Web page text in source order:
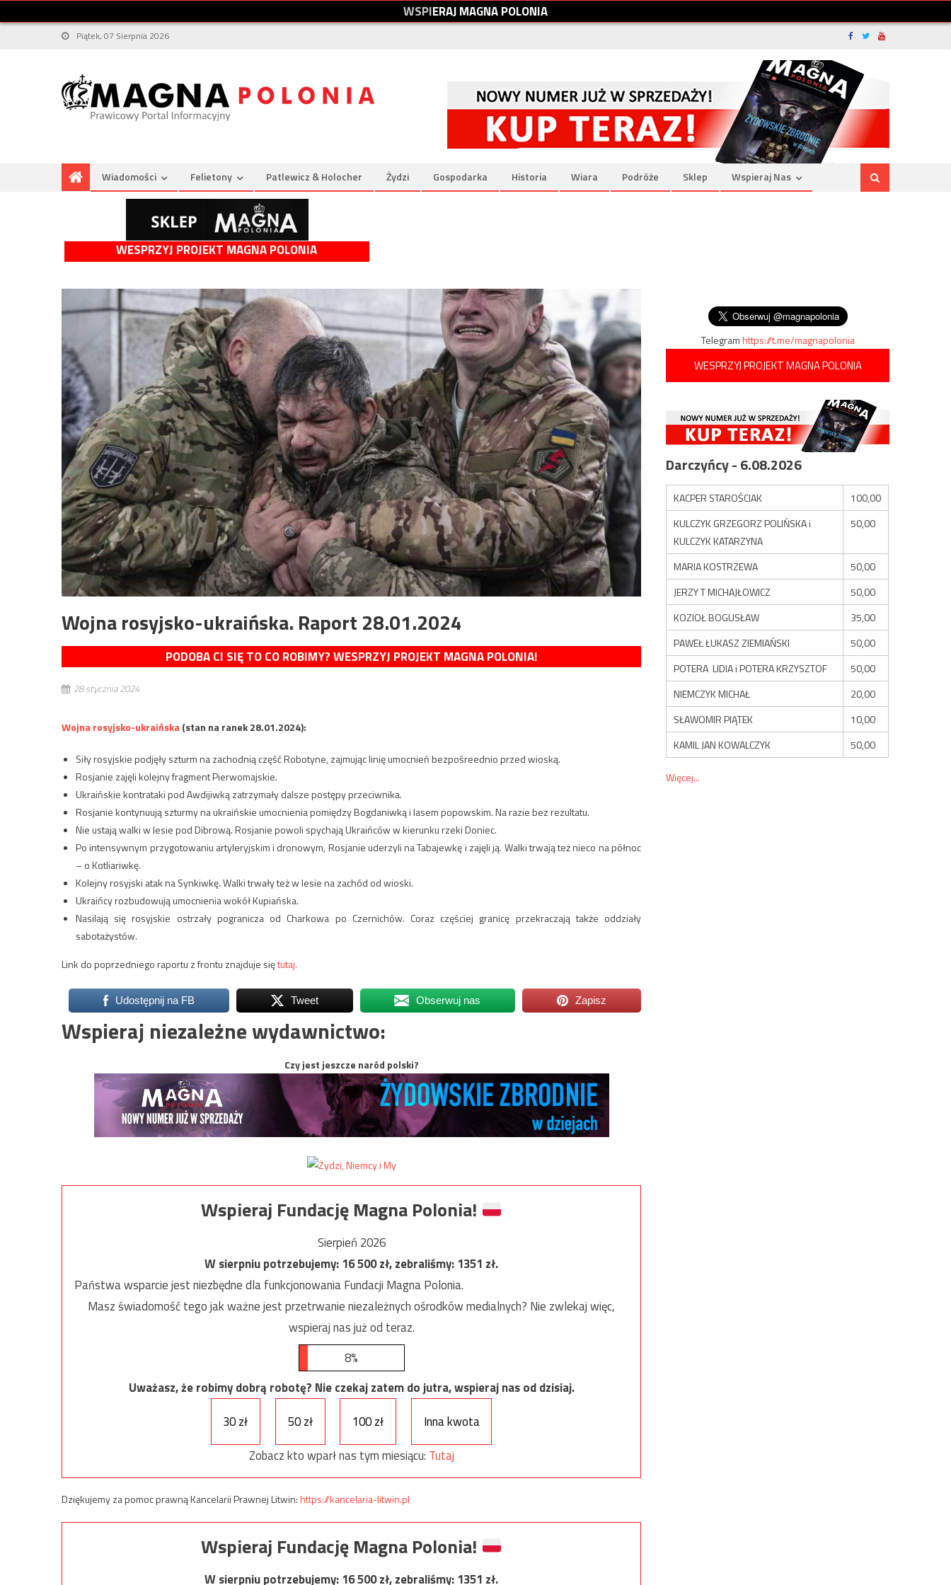
WSPIERAJMAGNAPOLONIA
Piątek, 07 Sierpnia 2026
Wiadomości Felietony Patlewicz & Holocher Żydzi Gospodarka Historia Wiara Podróże Sklep Wspieraj Nas
WESPRZYJ PROJEKT MAGNA POLONIA
Wojna rosyjsko-ukraińska. Raport 28.01.2024
PODOBA CI SIĘ TO CO ROBIMY? WESPRZYJ PROJEKT MAGNA POLONIA!
28 stycznia 2024
Wojna rosyjsko-ukraińska(stan na ranek 28.01.2024):
Siły rosyjskie podjęły szturm na zachodnią część Robotyne, zajmując linię umocnień bezpośreednio przed wioską.
Rosjanie zajęli kolejny fragment Pierwomajskie.
Ukraińskie kontrataki pod Awdijiwką zatrzymały dalsze postępy przeciwnika.
Rosjanie kontynuują szturmy na ukraińskie umocnienia pomiędzy Bogdaniwką i lasem popowskim. Na razie bez rezultatu.
Nie ustają walki w lesie pod Dibrową. Rosjanie powoli spychają Ukraińców w kierunku rzeki Doniec.
Po intensywnym przygotowaniu artyleryjskim i dronowym, Rosjanie uderzyli na Tabajewkę i zajęli ją. Walki trwają też nieco na północ
– o Kotliariwkę.
Kolejny rosyjski atak na Synkiwkę. Walki trwały też w lesie na zachód od wioski.
Ukraińcy rozbudowują umocnienia wokół Kupiańska.
Nasilają się rosyjskie ostrzały pogranicza od Charkowa po Czernichów. Coraz częściej granicę przekraczają także oddziały
sabotażystów.
Link do poprzedniego raportu z frontu znajduje siętutaj.
Udostępnij na FB Tweet Obserwuj nas Zapisz
Wspieraj niezależne wydawnictwo:
Czy jest jeszcze naród polski?
Wspieraj Fundację Magna Polonia!
Sierpień 2026
W sierpniu potrzebujemy:16 500zł, zebraliśmy:1351 zł.
Państwa wsparcie jest niezbędne dla funkcjonowania Fundacji Magna Polonia.
Masz świadomość tego jak ważne jest przetrwanie niezależnych ośrodków medialnych? Nie zwlekaj więc,
wspieraj nas już od teraz.
8%
Uważasz, że robimy dobrą robotę? Nie czekaj zatem do jutra, wspieraj nas od dzisiaj.
30 zł
50 zł 100 zł
Inna kwota
Zobacz kto wparł nas tym miesiącu: Tutaj
Dziękujemy za pomoc prawną Kancelarii Prawnej Litwin:https://kancelaria-litwin.pl
Wspieraj Fundację Magna Polonia!
W sierpniu potrzebujemy:16 500zł, zebraliśmy:1351 zł.
Telegramhttps://t.me/magnapolonia
WESPRZYJ PROJEKT MAGNA POLONIA
Darczyńcy - 6.08.2026
KACPER STAROŚCIAK
100,00
KULCZYK GRZEGORZ POLIŃSKA i
KULCZYK KATARZYNA
50,00
MARIA KOSTRZEWA
50,00
JERZY T MICHAJŁOWICZ
50,00
KOZIOŁ BOGUSŁAW
35,00
PAWEŁ ŁUKASZ ZIEMIAŃSKI
50,00
POTERA LIDIA i POTERA KRZYSZTOF
50,00
NIEMCZYK MICHAŁ
20,00
SŁAWOMIR PIĄTEK
10,00
KAMIL JAN KOWALCZYK
50,00
Więcej...